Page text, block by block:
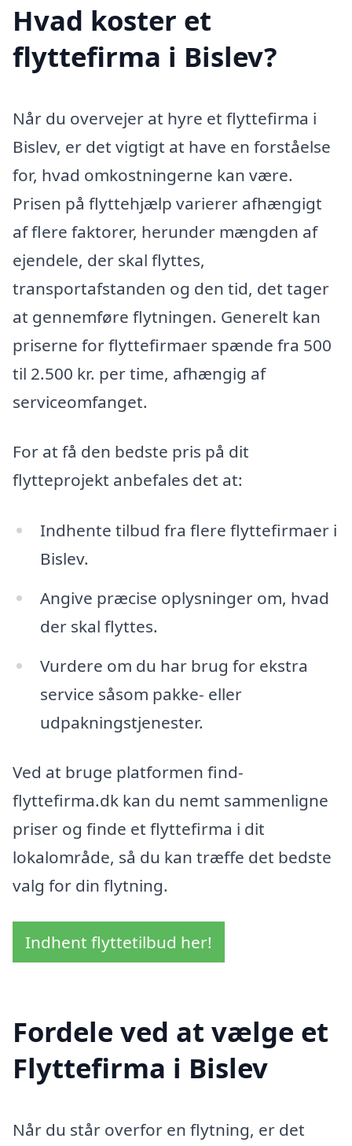
Hvad koster et
flyttefirma i Bislev?
Når du overvejer at hyre et flyttefirma i
Bislev, er det vigtigt at have en forståelse
for, hvad omkostningerne kan være.
Prisen på flyttehjælp varierer afhængigt
af flere faktorer, herunder mængden af
ejendele, der skal flyttes,
transportafstanden og den tid, det tager
at gennemføre flytningen. Generelt kan
priserne for flyttefirmaer spænde fra 500
til 2.500 kr. per time, afhængig af
serviceomfanget.
For at få den bedste pris på dit
flytteprojekt anbefales det at:
Indhente tilbud fra flere flyttefirmaer i
Bislev.
Angive præcise oplysninger om, hvad
der skal flyttes.
Vurdere om du har brug for ekstra
service såsom pakke- eller
udpakningstjenester.
Ved at bruge platformen find-
flyttefirma.dk kan du nemt sammenligne
priser og finde et flyttefirma i dit
lokalområde, så du kan træffe det bedste
valg for din flytning.
Indhent flyttetilbud her!
Fordele ved at vælge et
Flyttefirma i Bislev
Når du står overfor en flytning, er det